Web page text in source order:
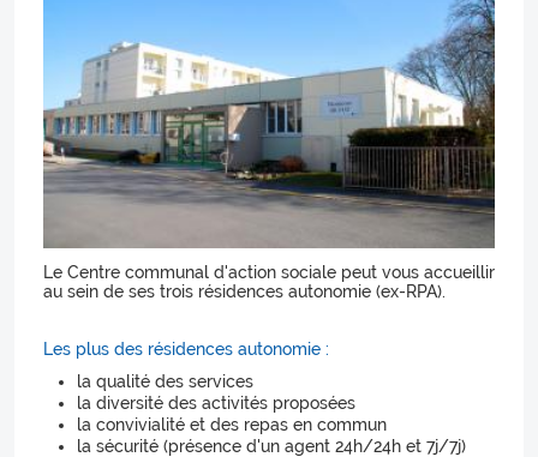
Le Centre communal d'action sociale peut vous accueillir
au sein de ses trois résidences autonomie (ex-RPA).
Les plus des résidences autonomie :
la qualité des services
la diversité des activités proposées
la convivialité et des repas en commun
la sécurité (présence d'un agent 24h/24h et 7j/7j)